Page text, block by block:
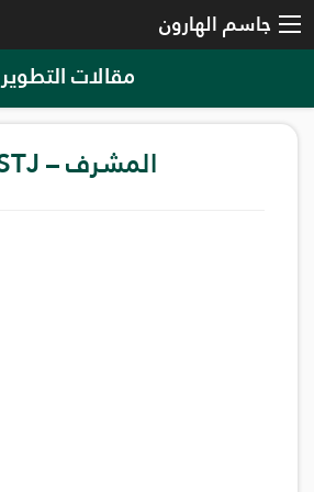
جاسم الهارون
مقالات التطوير
المشرف – ESTJ